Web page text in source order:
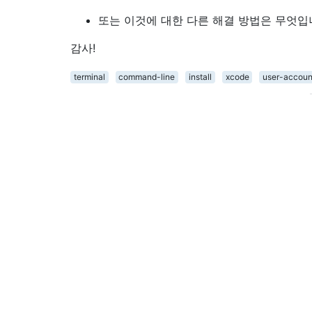
또는 이것에 대한 다른 해결 방법은 무엇입
감사!
terminal command-line install xcode
user-